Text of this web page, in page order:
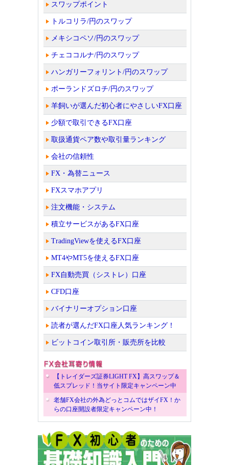
スワップポイント
トルコリラ/円のスワップ
メキシコペソ/円のスワップ
チェココルナ/円のスワップ
ハンガリーフォリント/円のスワップ
ポーランドズロチ/円のスワップ
羊飼いが選んだ初心者にやさしいFX口座
少額で取引できるFX口座
取扱通貨ペア数や取引量ランキング
会社の信頼性
FX・為替ニュース
FXスマホアプリ
注文機能・システム
積立サービスがあるFX口座
TradingViewを使えるFX口座
MT4やMT5を使えるFX口座
FX自動売買（シストレ）口座
CFD口座
バイナリーオプション口座
読者が選んだFX口座人気ランキング！
ビットコイン取引所・販売所を比較
【トレイダーズ証券LIGHT FX】高スワップ＆
低スプレッド！当サイト限定キャンペーン中
老舗FX会社の外為どっとコムではザイFX！か
らの口座開設者限定キャンペーン中！